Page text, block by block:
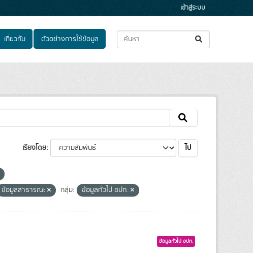
เข้าสู่ระบบ
เกี่ยวกับ ตัวอย่างการใช้ข้อมูล
เรียงโดย ไป
ข้อมูลสาธารณะ กลุ่ม: ข้อมูลทั่วไป อปท.
ข้อมูลทั่วไป อปท.